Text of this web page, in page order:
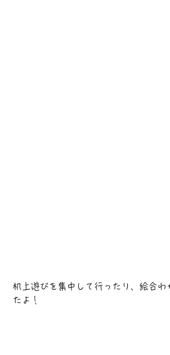
机上遊びを集中して行ったり、絵合
たよ！